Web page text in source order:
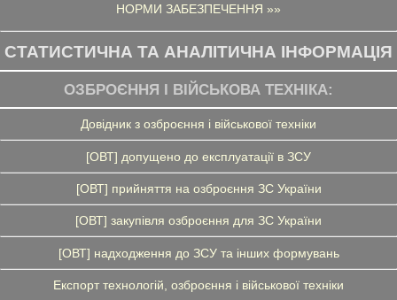
НОРМИ ЗАБЕЗПЕЧЕННЯ »»
СТАТИСТИЧНА ТА АНАЛІТИЧНА ІНФОРМАЦІЯ
ОЗБРОЄННЯ І ВІЙСЬКОВА ТЕХНІКА:
Довідник з озброєння і військової техніки
[ОВТ] допущено до експлуатації в ЗСУ
[ОВТ] прийняття на озброєння ЗС України
[ОВТ] закупівля озброєння для ЗС України
[ОВТ] надходження до ЗСУ та інших формувань
Експорт технологій, озброєння і військової техніки